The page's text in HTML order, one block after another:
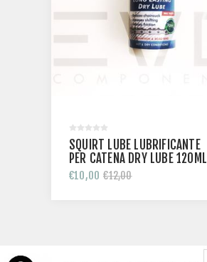
SQUIRT LUBE LUBRIFICANTE
PER CATENA DRY LUBE 120ML
BIODEGRADABILE
€10,00 €12,00